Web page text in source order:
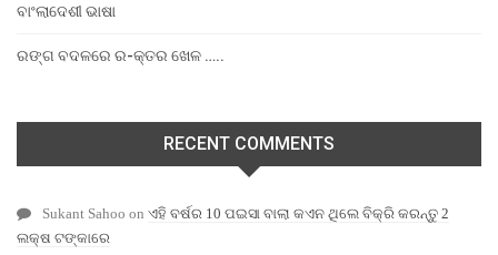
ବାଂଲାଦେଶୀ ଭାଷା
ରଙ୍ଗ ବଦଳରେ ର-କ୍ତର ଖେଳ …..
RECENT COMMENTS
Sukant Sahoo on ଏହି ବର୍ଷର 10 ପଇସା ବାଲା କଏନ ଥିଲେ ବିକ୍ରି କରନ୍ତୁ 2
ଲକ୍ଷ ଟଙ୍କାରେ